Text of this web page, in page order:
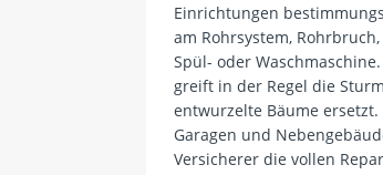
Einrichtungen
am Rohrsystem,
Spül- oder
greift in der Regel die
entwurzelte Bäume
Garagen und
Versicherer die vollen